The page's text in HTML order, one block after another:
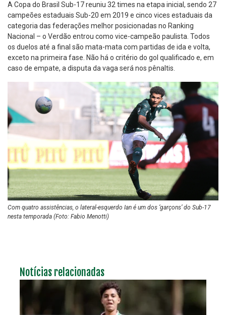
A Copa do Brasil Sub-17 reuniu 32 times na etapa inicial, sendo 27
campeões estaduais Sub-20 em 2019 e cinco vices estaduais da
categoria das federações melhor posicionadas no Ranking
Nacional – o Verdão entrou como vice-campeão paulista. Todos
os duelos até a final são mata-mata com partidas de ida e volta,
exceto na primeira fase. Não há o critério do gol qualificado e, em
caso de empate, a disputa da vaga será nos pênaltis.
Com quatro assistências, o lateral-esquerdo Ian é um dos ‘garçons’ do Sub-17
nesta temporada (Foto: Fabio Menotti)
Notícias relacionadas